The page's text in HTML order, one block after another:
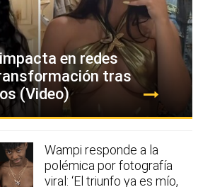
en redes
tras
(Video)
Wampi responde a la
polémica por fotografía
viral: ‘El triunfo ya es mío,